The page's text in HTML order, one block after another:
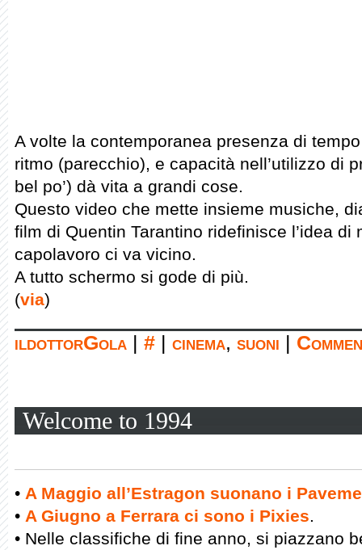
A volte la contemporanea presenza di
ritmo (parecchio), e capacità nell’utilizzo di
bel po’) dà vita a grandi cose.
Questo video che mette insieme musiche,
film di Quentin Tarantino ridefinisce l’idea di
capolavoro ci va vicino.
A tutto schermo si gode di più.
(via)
ildottorGola # cinema, suoni
Welcome to 1994
• A Maggio all’Estragon suonano i
• A Giugno a Ferrara ci sono i Pixies.
• Nelle classifiche di fine anno, si piazzano